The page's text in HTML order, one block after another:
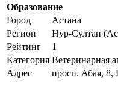
Образование
Город
Астана
Регион
Нур-Султан
Рейтинг
1
Категория Ветеринарная
Адрес
просп. Абая, 8,